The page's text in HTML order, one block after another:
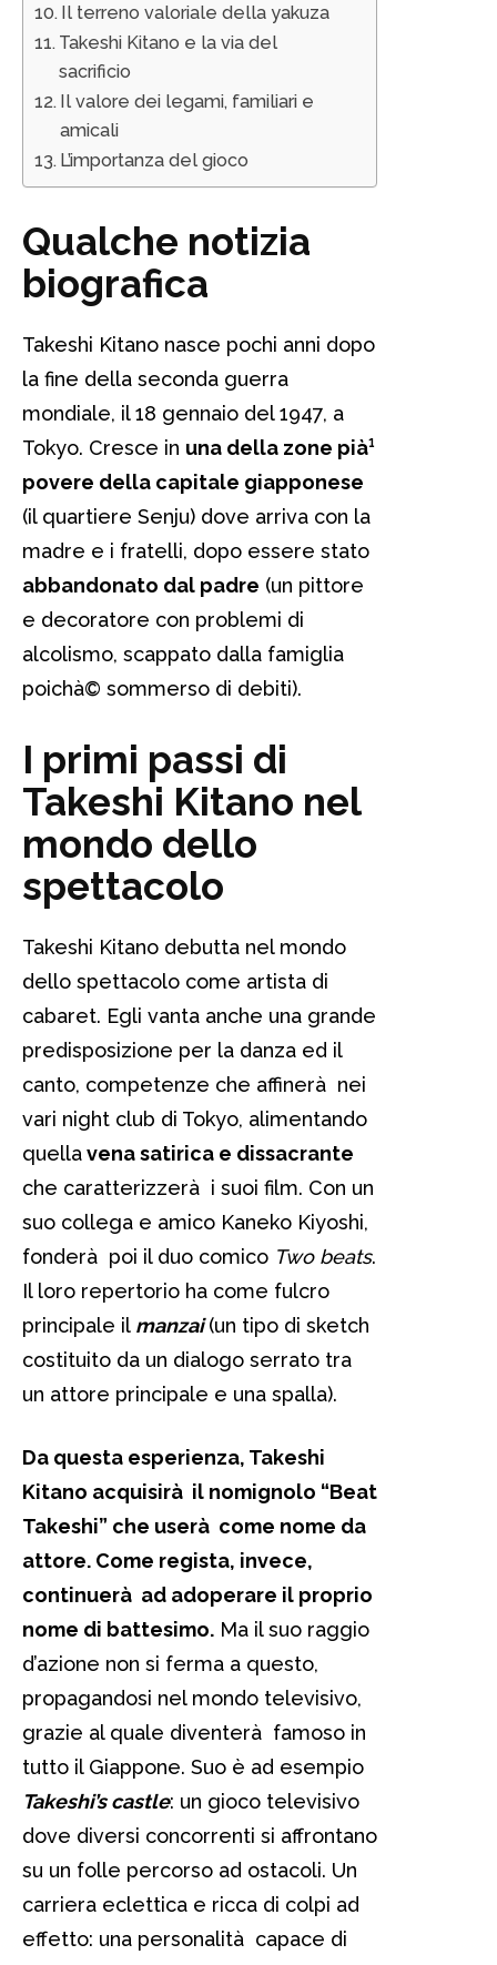
Il terreno valoriale della yakuza
Takeshi Kitano e la via del
sacrificio
Il valore dei legami, familiari e
amicali
L’importanza del gioco
Qualche notizia
biografica
Takeshi Kitano nasce pochi anni dopo
la fine della seconda guerra
mondiale, il 18 gennaio del 1947, a
Tokyo. Cresce in una della zone pià¹
povere della capitale giapponese
(il quartiere Senju) dove arriva con la
madre e i fratelli, dopo essere stato
abbandonato dal padre (un pittore
e decoratore con problemi di
alcolismo, scappato dalla famiglia
poichà© sommerso di debiti).
I primi passi di
Takeshi Kitano nel
mondo dello
spettacolo
Takeshi Kitano debutta nel mondo
dello spettacolo come artista di
cabaret. Egli vanta anche una grande
predisposizione per la danza ed il
canto, competenze che affinerà nei
vari night club di Tokyo, alimentando
quellavena satirica e dissacrante
che caratterizzerà i suoi film. Con un
suo collega e amico Kaneko Kiyoshi,
fonderà poi il duo comico Two beats.
Il loro repertorio ha come fulcro
principale il manzai(un tipo di sketch
costituito da un dialogo serrato tra
un attore principale e una spalla).
Da questa esperienza, Takeshi
Kitano acquisirà il nomignolo “Beat
Takeshi” che userà come nome da
attore. Come regista, invece,
continuerà ad adoperare il proprio
nome di battesimo. Ma il suo raggio
d’azione non si ferma a questo,
propagandosi nel mondo televisivo,
grazie al quale diventerà famoso in
tutto il Giappone. Suo è ad esempio
Takeshi’s castle: un gioco televisivo
dove diversi concorrenti si affrontano
su un folle percorso ad ostacoli. Un
carriera eclettica e ricca di colpi ad
effetto: una personalità capace di